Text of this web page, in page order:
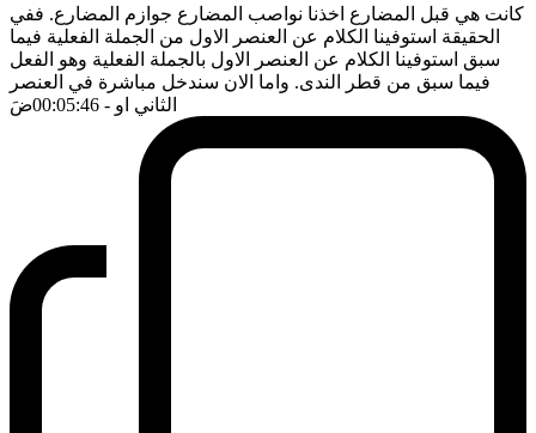
كانت هي قبل المضارع اخذنا نواصب المضارع جوازم المضارع. ففي
الحقيقة استوفينا الكلام عن العنصر الاول من الجملة الفعلية فيما
سبق استوفينا الكلام عن العنصر الاول بالجملة الفعلية وهو الفعل
فيما سبق من قطر الندى. واما الان سندخل مباشرة في العنصر
الثاني او - 00:05:46 ضَ